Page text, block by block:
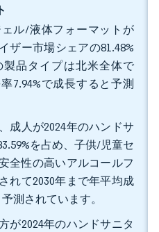
ル/液体フォーマットが
ザー市場シェアの81.48%
品タイプは北米全体で
7.94%で成長すると予測
成人が2024年のハンドサ
を占め、子供/児童セ
全性の高いアルコールフ
れて2030年まで年平均成
測されています。
が2024年のハンドサニタ